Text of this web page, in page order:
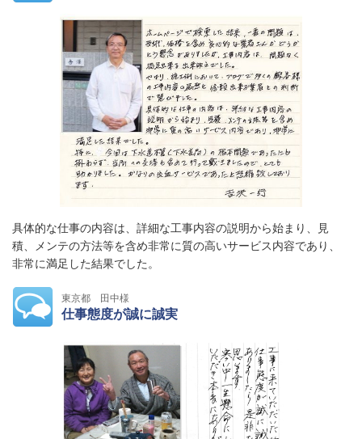
具体的な仕事の内容は、詳細な工事内容の説明から始まり、見
積、メンテの方法等を含め非常に質の高いサービス内容であり、
非常に満足した結果でした。
東京都 田中様
仕事態度が誠に誠実